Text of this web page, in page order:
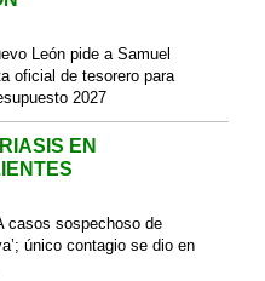
León pide a Samuel
oficial de tesorero para
2027
EN
casos sospechoso de
único contagio se dio en